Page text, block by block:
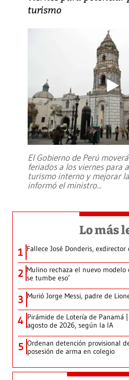
turismo
El Gobierno de Perú
feriados a los viernes para
turismo interno y mejorar
informó el ministro...
Lo más
1 Fallece José Donderis,
2 Mulino rechaza el nuevo modelo
se tumbe eso’
3 Murió Jorge Messi, padre de
4 Pirámide de Lotería de Panamá
agosto de 2026, según la IA
5 Ordenan detención provisional
posesión de arma en colegio